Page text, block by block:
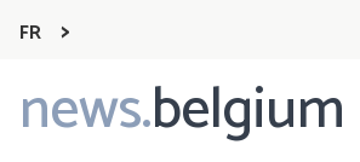
FR
news.belgium
Main
navigation